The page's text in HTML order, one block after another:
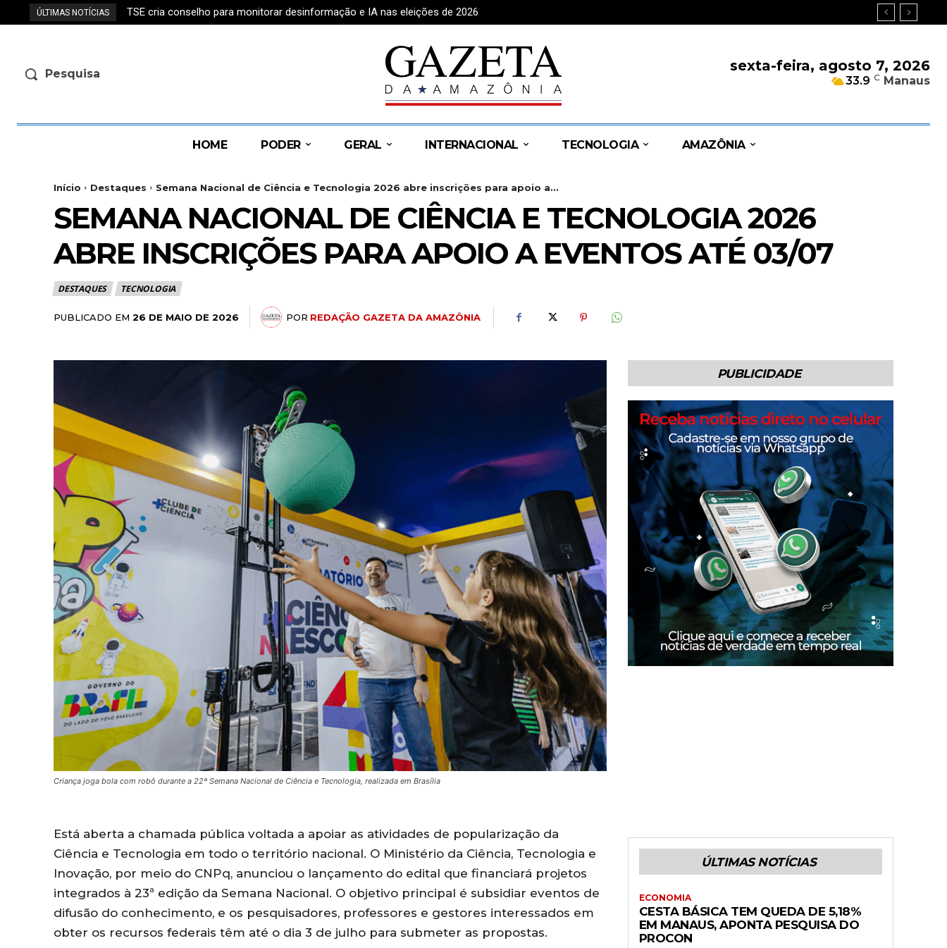
ÚLTIMAS NOTÍCIAS TSE cria conselho para monitorar desinformação e IA nas eleições de 2026
Pesquisa sexta-feira, agosto 7, 2026
33.9 C Manaus
HOME PODER GERAL INTERNACIONAL TECNOLOGIA AMAZÔNIA
Início Destaques Semana Nacional de Ciência e Tecnologia 2026 abre inscrições para apoio a...
SEMANA NACIONAL DE CIÊNCIA E TECNOLOGIA 2026
ABRE INSCRIÇÕES PARA APOIO A EVENTOS ATÉ 03/07
DESTAQUES TECNOLOGIA
PUBLICADO EM 26 DE MAIO DE 2026 POR REDAÇÃO GAZETA DA AMAZÔNIA
Criança joga bola com robô durante a 22ª Semana Nacional de Ciência e Tecnologia, realizada em Brasília
PUBLICIDADE
Está aberta a chamada pública voltada a apoiar as atividades de popularização da
Ciência e Tecnologia em todo o território nacional. O Ministério da Ciência, Tecnologia e
Inovação, por meio do CNPq, anunciou o lançamento do edital que financiará projetos
integrados à 23ª edição da Semana Nacional. O objetivo principal é subsidiar eventos de
difusão do conhecimento, e os pesquisadores, professores e gestores interessados em
obter os recursos federais têm até o dia 3 de julho para submeter as propostas.
ÚLTIMAS NOTÍCIAS
ECONOMIA
CESTA BÁSICA TEM QUEDA DE 5,18%
EM MANAUS, APONTA PESQUISA DO
PROCON